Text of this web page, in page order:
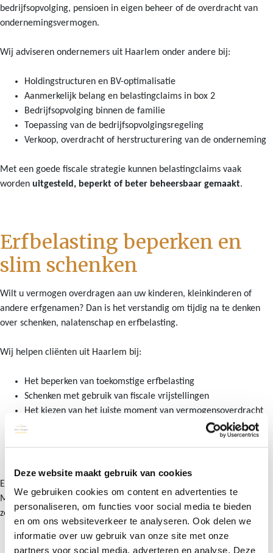
Deze website maakt gebruik van cookies
We gebruiken cookies om content en advertenties te
personaliseren, om functies voor social media te bieden
en om ons websiteverkeer te analyseren. Ook delen we
informatie over uw gebruik van onze site met onze
partners voor social media, adverteren en analyse. Deze
bedrijfsopvolging, pensioen in eigen beheer of de overdracht van
ondernemingsvermogen.
Wij adviseren ondernemers uit Haarlem onder andere bij:
Holdingstructuren en BV-optimalisatie
Aanmerkelijk belang en belastingclaims in box 2
Bedrijfsopvolging binnen de familie
Toepassing van de bedrijfsopvolgingsregeling
Verkoop, overdracht of herstructurering van de onderneming
Met een goede fiscale strategie kunnen belastingclaims vaak
worden uitgesteld, beperkt of beter beheersbaar gemaakt.
Erfbelasting beperken en
slim schenken
Wilt u vermogen overdragen aan uw kinderen, kleinkinderen of
andere erfgenamen? Dan is het verstandig om tijdig na te denken
over schenken, nalatenschap en erfbelasting.
Wij helpen cliënten uit Haarlem bij:
Het beperken van toekomstige erfbelasting
Schenken met gebruik van fiscale vrijstellingen
Het kiezen van het juiste moment van vermogensoverdracht
Het bewaken van uw eigen financiële zekerheid
Het voorkomen van onverwachte fiscale gevolgen voor
Een goed schenkingsplan draait niet alleen om belastingbesparing.
Minstens zo belangrijk is dat u alleen vermogen overdraagt dat u
zelf echt kunt missen.